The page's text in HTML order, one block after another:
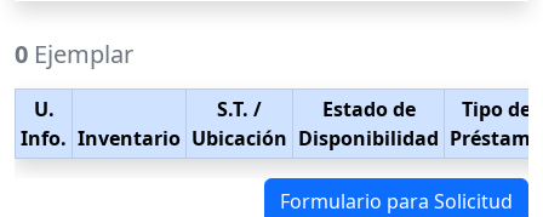
0 Ejemplar
U.
Info. Inventario
S.T. /
Ubicación
Estado de
Disponibilidad
Tipo de
Préstamo
Formulario para Solicitud